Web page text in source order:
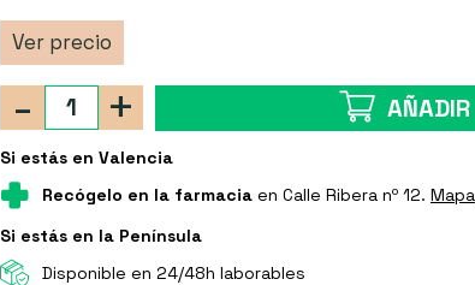
Ver precio
+
- AÑADIR
Si estás en Valencia
Recógelo en la farmacia en Calle Ribera nº 12. Mapa
Si estás en la Península
Disponible en 24/48h laborables